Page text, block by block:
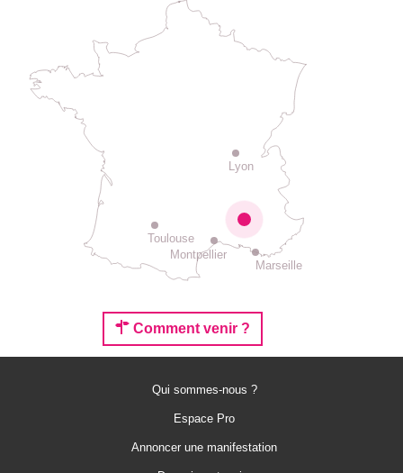
Lyon
Montpellier
Toulouse
Marseille
Comment venir ?
Qui sommes-nous ?
Espace Pro
Annoncer une manifestation